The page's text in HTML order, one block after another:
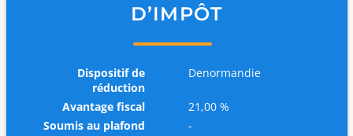
D’IMPÔT
Dispositif de
réduction
Denormandie
Avantage fiscal
21,00 %
Soumis au plafond
-